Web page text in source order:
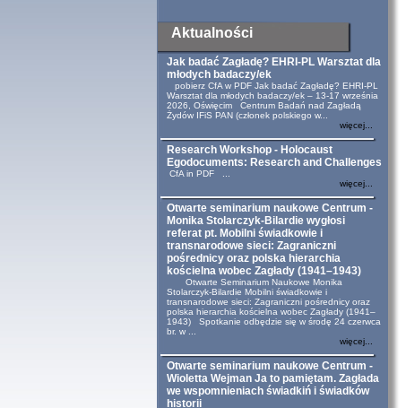
Aktualności
Jak badać Zagładę? EHRI-PL Warsztat dla
młodych badaczy/ek
pobierz CfA w PDF Jak badać Zagładę? EHRI-PL
Warsztat dla młodych badaczy/ek – 13-17 września
2026, Oświęcim Centrum Badań nad Zagładą
Żydów IFiS PAN (członek polskiego w...
więcej...
Research Workshop - Holocaust
Egodocuments: Research and Challenges
CfA in PDF ...
więcej...
Otwarte seminarium naukowe Centrum -
Monika Stolarczyk-Bilardie wygłosi
referat pt. Mobilni świadkowie i
transnarodowe sieci: Zagraniczni
pośrednicy oraz polska hierarchia
kościelna wobec Zagłady (1941–1943)
Otwarte Seminarium Naukowe Monika
Stolarczyk-Bilardie Mobilni świadkowie i
transnarodowe sieci: Zagraniczni pośrednicy oraz
polska hierarchia kościelna wobec Zagłady (1941–
1943) Spotkanie odbędzie się w środę 24 czerwca
br. w ...
więcej...
Otwarte seminarium naukowe Centrum -
Wioletta Wejman Ja to pamiętam. Zagłada
we wspomnieniach świadkiń i świadków
historii